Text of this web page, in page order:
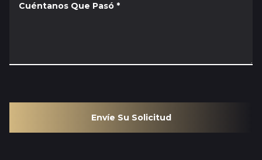
Cuéntanos Que Pasó *
Envíe Su Solicitud